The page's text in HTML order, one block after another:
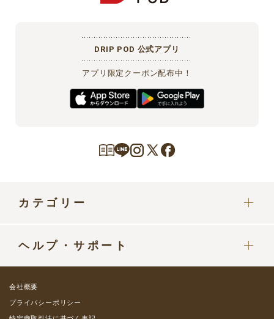
DRIP POD 公式アプリ
アプリ限定クーポン配布中！
カテゴリー
部品・パーツ
ヘルプ・サポート
ご利用ガイド
会社概要
プライバシーポリシー